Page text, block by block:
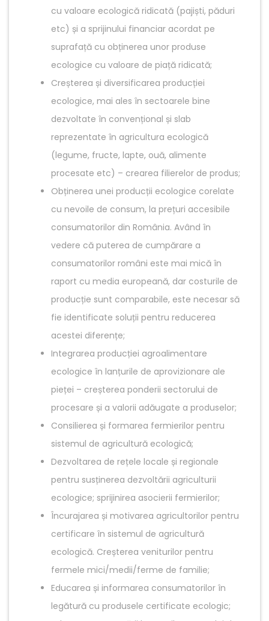
cu valoare ecologică ridicată (pajiști, păduri
etc) și a sprijinului financiar acordat pe
suprafață cu obținerea unor produse
ecologice cu valoare de piață ridicată;
Creșterea și diversificarea producției
ecologice, mai ales în sectoarele bine
dezvoltate în convențional și slab
reprezentate în agricultura ecologică
(legume, fructe, lapte, ouă, alimente
procesate etc) – crearea filierelor de produs;
Obținerea unei producții ecologice corelate
cu nevoile de consum, la prețuri accesibile
consumatorilor din România. Având în
vedere că puterea de cumpărare a
consumatorilor români este mai mică în
raport cu media europeană, dar costurile de
producție sunt comparabile, este necesar să
fie identificate soluții pentru reducerea
acestei diferențe;
Integrarea producției agroalimentare
ecologice în lanțurile de aprovizionare ale
pieței – creșterea ponderii sectorului de
procesare și a valorii adăugate a produselor;
Consilierea și formarea fermierilor pentru
sistemul de agricultură ecologică;
Dezvoltarea de rețele locale și regionale
pentru susținerea dezvoltării agriculturii
ecologice; sprijinirea asocierii fermierilor;
Încurajarea și motivarea agricultorilor pentru
certificare în sistemul de agricultură
ecologică. Creșterea veniturilor pentru
fermele mici/medii/ferme de familie;
Educarea și informarea consumatorilor în
legătură cu produsele certificate ecologic;